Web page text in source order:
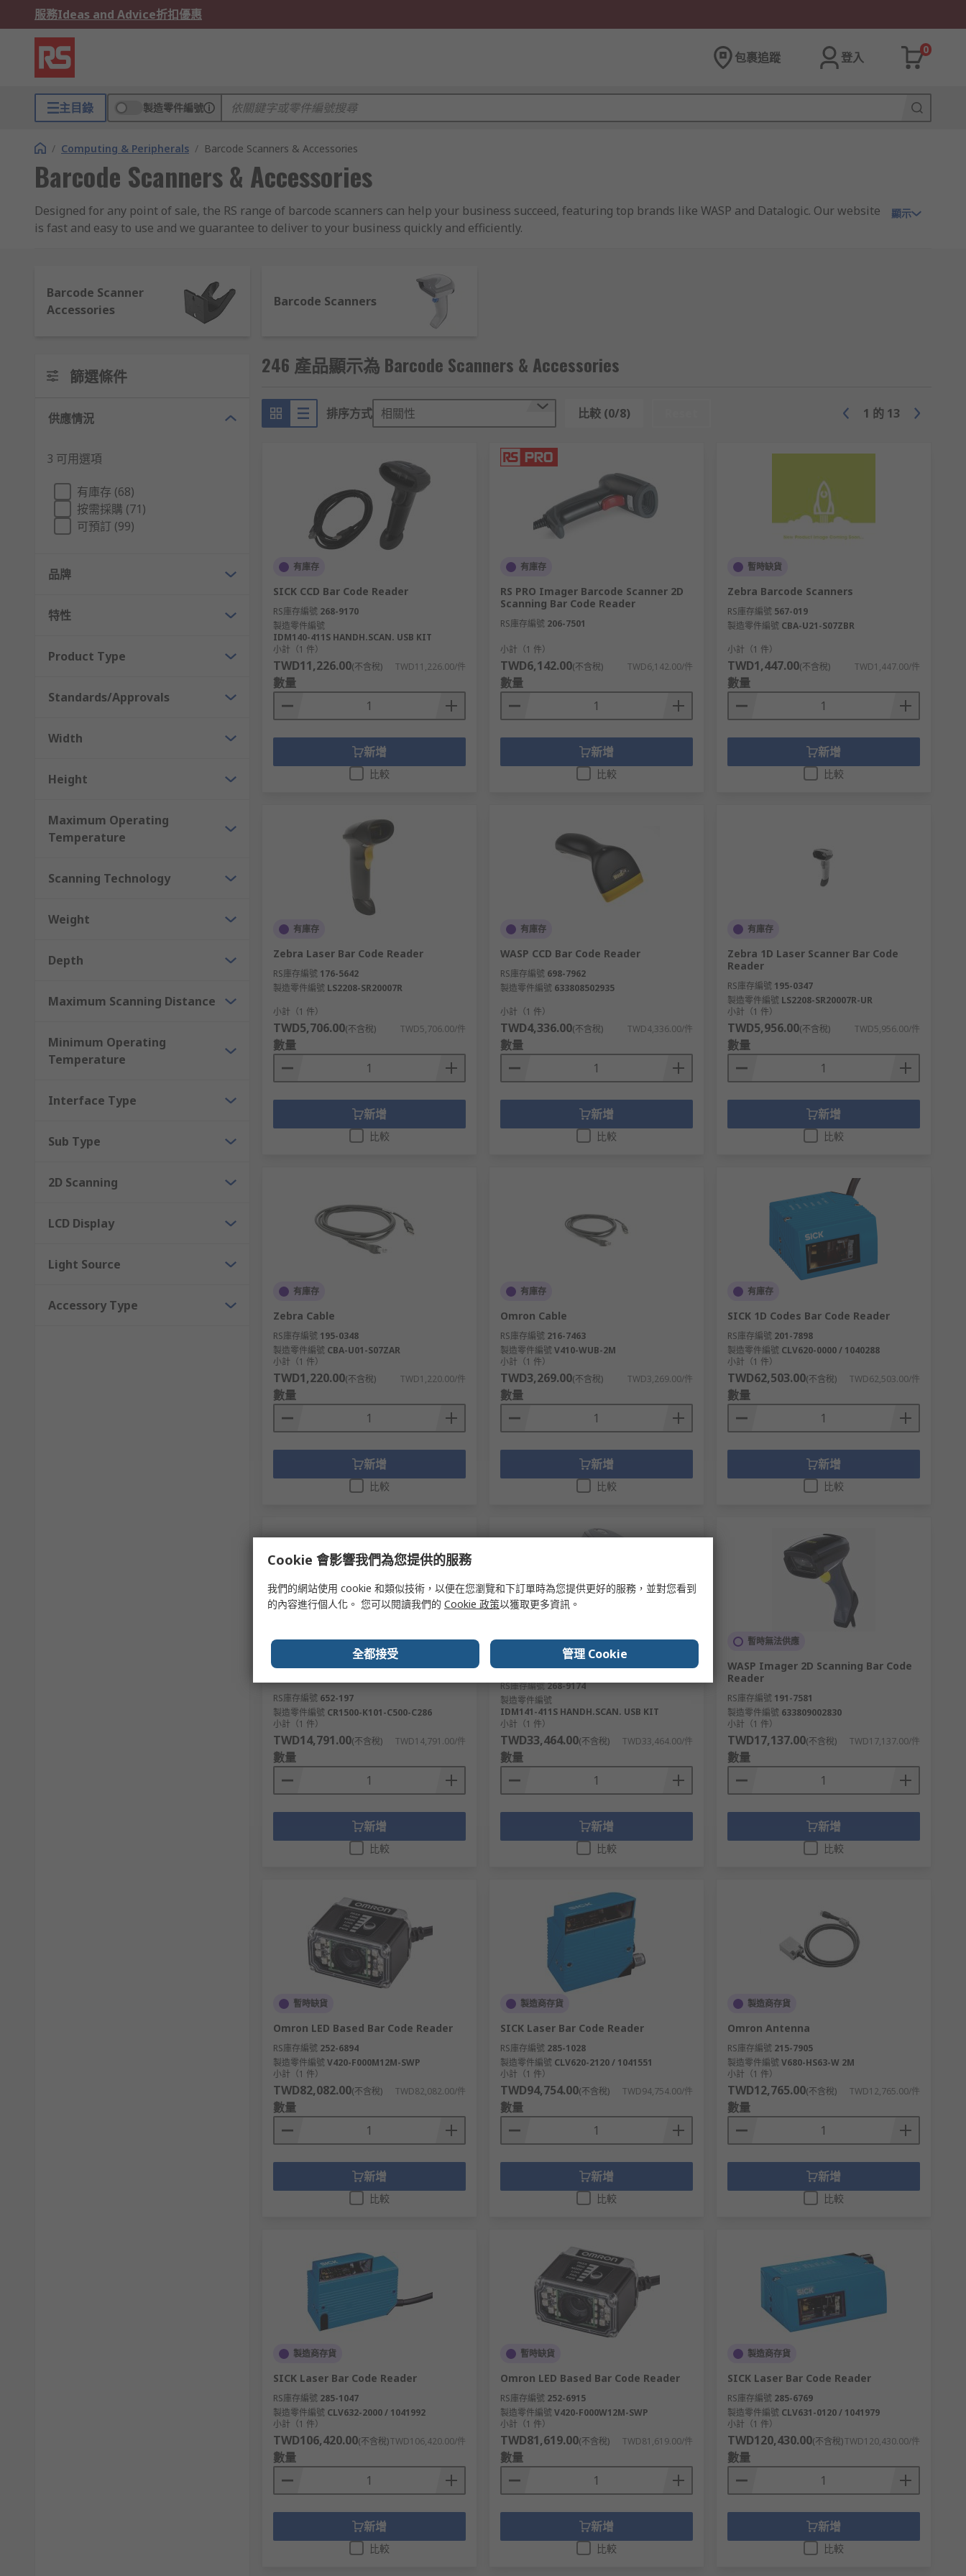
服務Ideas and Advice折扣優惠
包裹追蹤 登入
0
主目錄 製造零件編號
/ Computing & Peripherals / Barcode Scanners & Accessories
Barcode Scanners & Accessories
Designed for any point of sale, the RS range of barcode scanners can help your business succeed, featuring top brands like WASP and Datalogic. Our website
is fast and easy to use and we guarantee to deliver to your business quickly and efficiently.
顯示
Barcode Scanner
Accessories
Barcode Scanners
篩選條件
供應情況
3 可用選項
有庫存 (68)
按需採購 (71)
可預訂 (99)
品牌
特性
Product Type
Standards/Approvals
Width
Height
Maximum Operating
Temperature
Scanning Technology
Weight
Depth
Maximum Scanning Distance
Minimum Operating
Temperature
Interface Type
Sub Type
2D Scanning
LCD Display
Light Source
Accessory Type
246 產品顯示為 Barcode Scanners & Accessories
排序方式 相關性 比較 (0/8) 1 的 13
有庫存
SICK CCD Bar Code Reader
RS庫存編號 268-9170
製造零件編號
IDM140-411S HANDH.SCAN. USB KIT
小計（1 件）
TWD11,226.00(不含稅) TWD11,226.00/件
數量
新增
比較
有庫存
RS PRO Imager Barcode Scanner 2D
Scanning Bar Code Reader
RS庫存編號 206-7501
小計（1 件）
TWD6,142.00(不含稅) TWD6,142.00/件
數量
新增
比較
暫時缺貨
Zebra Barcode Scanners
RS庫存編號 567-019
製造零件編號 CBA-U21-S07ZBR
小計（1 件）
TWD1,447.00(不含稅) TWD1,447.00/件
數量
新增
比較
有庫存
Zebra Laser Bar Code Reader
RS庫存編號 176-5642
製造零件編號 LS2208-SR20007R
小計（1 件）
TWD5,706.00(不含稅) TWD5,706.00/件
數量
新增
比較
有庫存
WASP CCD Bar Code Reader
RS庫存編號 698-7962
製造零件編號 633808502935
小計（1 件）
TWD4,336.00(不含稅) TWD4,336.00/件
數量
新增
比較
有庫存
Zebra 1D Laser Scanner Bar Code
Reader
RS庫存編號 195-0347
製造零件編號 LS2208-SR20007R-UR
小計（1 件）
TWD5,956.00(不含稅) TWD5,956.00/件
數量
新增
比較
有庫存
Zebra Cable
RS庫存編號 195-0348
製造零件編號 CBA-U01-S07ZAR
小計（1 件）
TWD1,220.00(不含稅) TWD1,220.00/件
數量
新增
比較
有庫存
Omron Cable
RS庫存編號 216-7463
製造零件編號V410-WUB-2M
小計（1 件）
TWD3,269.00(不含稅) TWD3,269.00/件
數量
新增
比較
有庫存
SICK 1D Codes Bar Code Reader
RS庫存編號 201-7898
製造零件編號 CLV620-0000 / 1040288
小計（1 件）
TWD62,503.00(不含稅) TWD62,503.00/件
數量
新增
比較
有庫存
Brady Imager 2D Scanning Bar Code
RS庫存編號 652-197
製造零件編號 CR1500-K101-C500-C286
小計（1 件）
TWD14,791.00(不含稅) TWD14,791.00/件
數量
新增
比較
有庫存
SICK CCD Bar Code Reader
RS庫存編號268-9174
製造零件編號
IDM141-411S HANDH.SCAN. USB KIT
小計（1 件）
TWD33,464.00(不含稅) TWD33,464.00/件
數量
新增
比較
暫時無法供應
WASP Imager 2D Scanning Bar Code
Reader
RS庫存編號 191-7581
製造零件編號 633809002830
小計（1 件）
TWD17,137.00(不含稅) TWD17,137.00/件
數量
新增
比較
暫時缺貨
Omron LED Based Bar Code Reader
RS庫存編號 252-6894
製造零件編號V420-F000M12M-SWP
小計（1 件）
TWD82,082.00(不含稅) TWD82,082.00/件
數量
新增
比較
製造商存貨
SICK Laser Bar Code Reader
RS庫存編號 285-1028
製造零件編號 CLV620-2120 / 1041551
小計（1 件）
TWD94,754.00(不含稅) TWD94,754.00/件
數量
新增
比較
製造商存貨
Omron Antenna
RS庫存編號 215-7905
製造零件編號V680-HS63-W 2M
小計（1 件）
TWD12,765.00(不含稅) TWD12,765.00/件
數量
新增
比較
製造商存貨
SICK Laser Bar Code Reader
RS庫存編號 285-1047
製造零件編號 CLV632-2000 / 1041992
小計（1 件）
TWD106,420.00(不含稅)TWD106,420.00/件
數量
新增
比較
暫時缺貨
Omron LED Based Bar Code Reader
RS庫存編號 252-6915
製造零件編號V420-F000W12M-SWP
小計（1 件）
TWD81,619.00(不含稅) TWD81,619.00/件
數量
新增
比較
製造商存貨
SICK Laser Bar Code Reader
RS庫存編號 285-6769
製造零件編號 CLV631-0120 / 1041979
小計（1 件）
TWD120,430.00(不含稅)TWD120,430.00/件
數量
新增
比較
Cookie 會影響我們為您提供的服務
我們的網站使用 cookie 和類似技術，以便在您瀏覽和下訂單時為您提供更好的服務，並對您看到
的內容進行個人化。 您可以閱讀我們的 Cookie 政策以獲取更多資訊。
全都接受 管理 Cookie